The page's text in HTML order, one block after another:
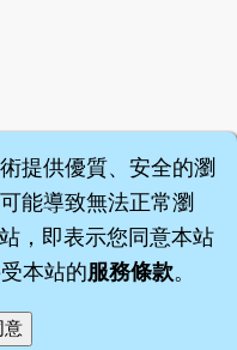
～2026
提供優質、安全的瀏
能導致無法正常瀏
，即表示您同意本站
本站的服務條款。